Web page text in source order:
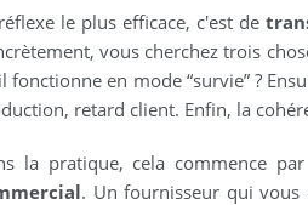
le plus efficace, c'est de
vous cherchez trois
fonctionne en mode “survie” ?
retard client. Enfin, la
la pratique, cela commence
. Un fournisseur qui vous